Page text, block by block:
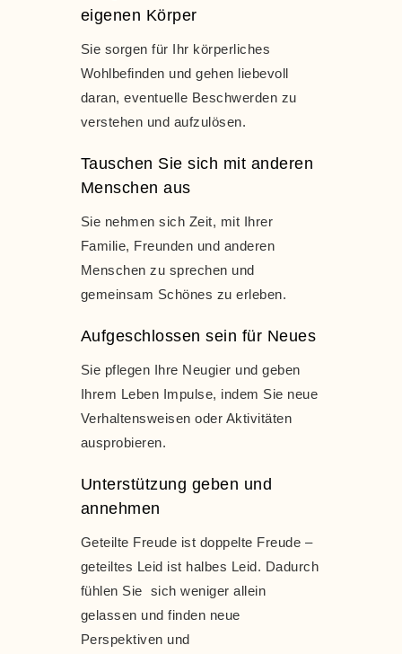
eigenen Körper
Sie sorgen für Ihr körperliches
Wohlbefinden und gehen liebevoll
daran, eventuelle Beschwerden zu
verstehen und aufzulösen.
Tauschen Sie sich mit anderen
Menschen aus
Sie nehmen sich Zeit, mit Ihrer
Familie, Freunden und anderen
Menschen zu sprechen und
gemeinsam Schönes zu erleben.
Aufgeschlossen sein für Neues
Sie pflegen Ihre Neugier und geben
Ihrem Leben Impulse, indem Sie neue
Verhaltensweisen oder Aktivitäten
ausprobieren.
Unterstützung geben und
annehmen
Geteilte Freude ist doppelte Freude –
geteiltes Leid ist halbes Leid. Dadurch
fühlen Sie sich weniger allein
gelassen und finden neue
Perspektiven und